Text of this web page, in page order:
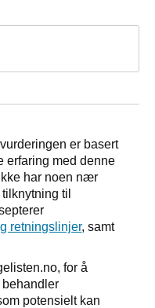
er basert
erfaring med denne
har noen nær
til
retningslinjer, samt
for å
behandler
potensielt kan